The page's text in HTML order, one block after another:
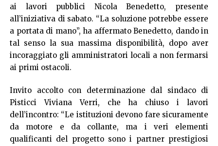
ai lavori pubblici Nicola Benedetto, presente
all’iniziativa di sabato. “La soluzione potrebbe essere
a portata di mano”, ha affermato Benedetto, dando in
tal senso la sua massima disponibilità, dopo aver
incoraggiato gli amministratori locali a non fermarsi
ai primi ostacoli.
Invito accolto con determinazione dal sindaco di
Pisticci Viviana Verri, che ha chiuso i lavori
dell’incontro: “Le istituzioni devono fare sicuramente
da motore e da collante, ma i veri elementi
qualificanti del progetto sono i partner prestigiosi